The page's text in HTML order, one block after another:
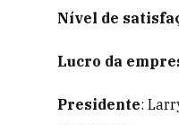
Nível de
Lucro da
Presidente: